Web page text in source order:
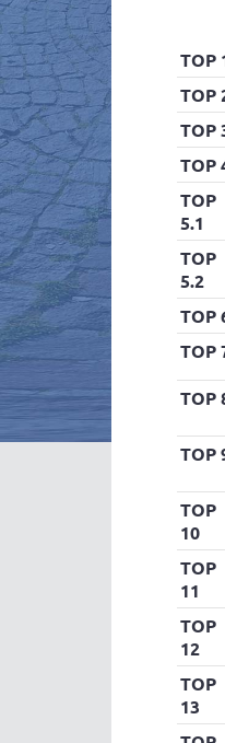
TOP
TOP
TOP
TOP
TOP
5.1
TOP
5.2
TOP
TOP
TOP
TOP
TOP
10
TOP
11
TOP
12
TOP
13